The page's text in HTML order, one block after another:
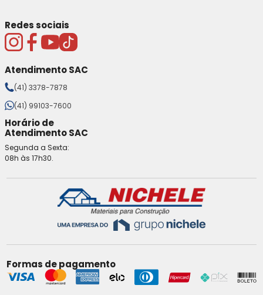
Redes sociais
Atendimento SAC
(41) 3378-7878
(41) 99103-7600
Horário de
Atendimento SAC
Segunda a Sexta:
08h às 17h30.
Formas de pagamento